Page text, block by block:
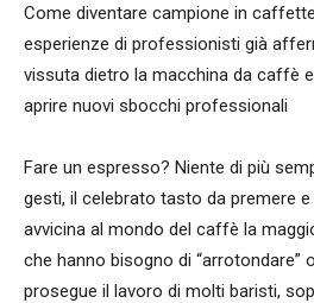
Come diventare campione in
esperienze di professionisti già
vissuta dietro la macchina da caffè
aprire nuovi sbocchi professionali
Fare un espresso? Niente di più
gesti, il celebrato tasto da premere
avvicina al mondo del caffè la
che hanno bisogno di “arrotondare”
prosegue il lavoro di molti baristi,